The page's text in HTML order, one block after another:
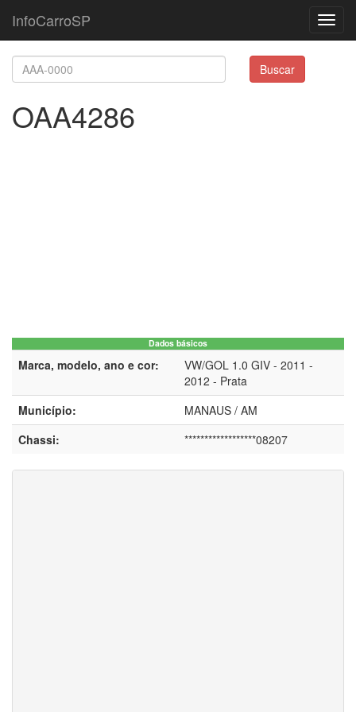
InfoCarroSP
Buscar
OAA4286
Dados básicos
Marca, modelo, ano e cor:
VW/GOL 1.0 GIV - 2011 -
2012 - Prata
Município:
MANAUS / AM
Chassi:
******************08207